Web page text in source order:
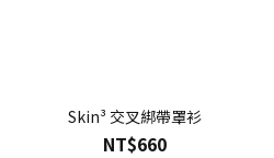
Skin³ 交叉綁帶罩衫
NT$660